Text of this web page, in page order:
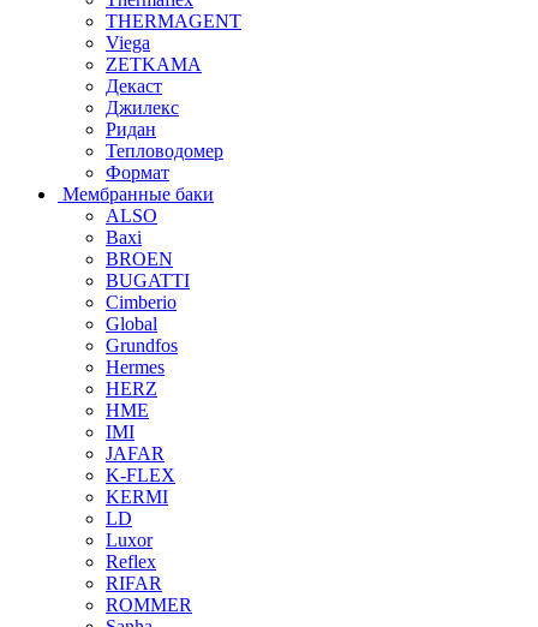
THERMAGENT
Viega
ZETKAMA
Декаст
Джилекс
Ридан
Тепловодомер
Формат
Мембранные баки
ALSO
Baxi
BROEN
BUGATTI
Cimberio
Global
Grundfos
Hermes
HERZ
HME
IMI
JAFAR
K-FLEX
KERMI
LD
Luxor
Reflex
RIFAR
ROMMER